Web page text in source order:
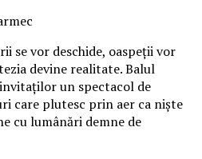
se vor deschide, oaspeții vor
devine realitate. Balul
un spectacol de
care plutesc prin aer ca niște
cu lumânări demne de